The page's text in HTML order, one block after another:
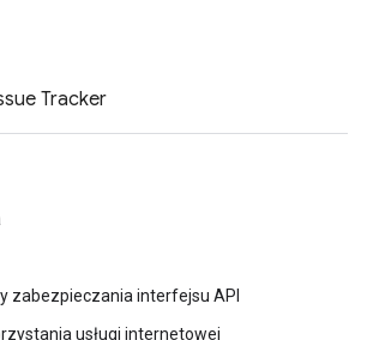
Tracker
zabezpieczania interfejsu API
usługi internetowej